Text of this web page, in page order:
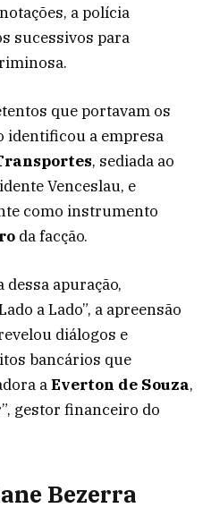
a polícia
sucessivos para
que portavam os
identificou a empresa
, sediada ao
Venceslau, e
como instrumento
da facção.
apuração,
a Lado”, a apreensão
diálogos e
bancários que
aEverton de Souza,
gestor financeiro do
Bezerra